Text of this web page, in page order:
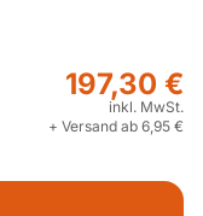
197,30 €
inkl. MwSt.
+ Versand ab 6,95 €